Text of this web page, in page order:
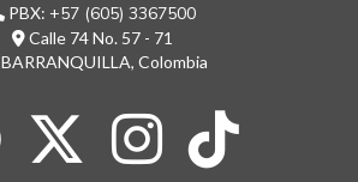
PBX: +57 (605) 3367500
Calle 74 No. 57 - 71
BARRANQUILLA, Colombia